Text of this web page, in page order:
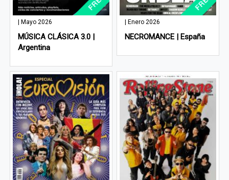
| Mayo 2026
MÚSICA CLÁSICA 3.0 |
Argentina
| Enero 2026
NECROMANCE | España